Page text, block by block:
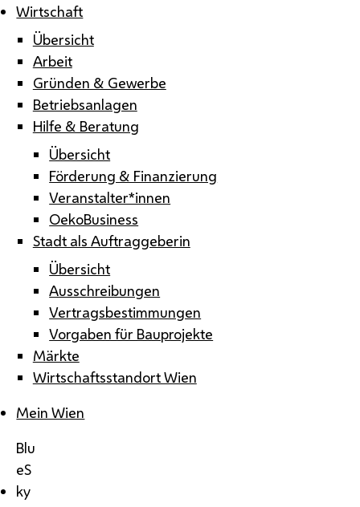
Wirtschaft
Übersicht
Arbeit
Gründen & Gewerbe
Betriebsanlagen
Hilfe & Beratung
Übersicht
Förderung & Finanzierung
Veranstalter*innen
OekoBusiness
Stadt als Auftraggeberin
Übersicht
Ausschreibungen
Vertragsbestimmungen
Vorgaben für Bauprojekte
Märkte
Wirtschaftsstandort Wien
Mein Wien
Blu
eS
ky